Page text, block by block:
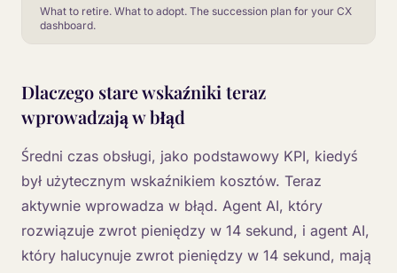
What to retire. What to adopt. The succession plan for your CX
dashboard.
Dlaczego stare wskaźniki teraz
wprowadzają w błąd
Średni czas obsługi, jako podstawowy KPI, kiedyś
był użytecznym wskaźnikiem kosztów. Teraz
aktywnie wprowadza w błąd. Agent AI, który
rozwiązuje zwrot pieniędzy w 14 sekund, i agent AI,
który halucynuje zwrot pieniędzy w 14 sekund, mają